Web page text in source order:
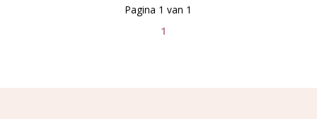
1
Pagina 1 van 1